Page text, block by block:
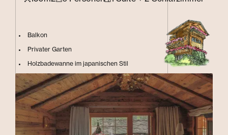
Balkon
Privater Garten
Holzbadewanne im japanischen Stil